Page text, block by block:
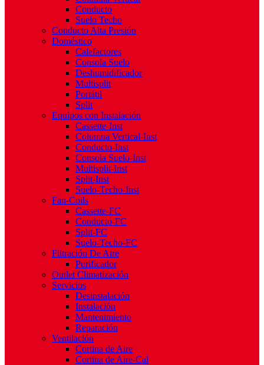
Conducto
Suelo Techo
Conducto Alta Presión
Doméstico
Calefactores
Consola Suelo
Deshumidificador
Multisplit
Portátil
Split
Equipos con Instalación
Cassette-Inst
Columna Vertical-Inst
Conducto-Inst
Consola Suelo-Inst
Multisplit-Inst
Split-Inst
Suelo-Techo-Inst
Fan-Coils
Cassette-FC
Conducto-FC
Split-FC
Suelo-Techo-FC
Filtración De Aire
Purificador
Outlet Climatización
Servicios
Desinstalación
Instalación
Mantenimiento
Reparación
Ventilación
Cortina de Aire
Cortina de Aire-Cal